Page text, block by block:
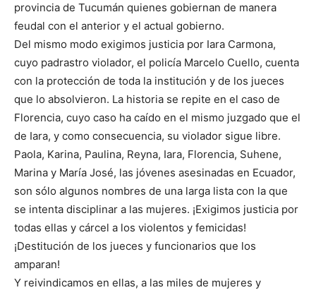
provincia de Tucumán quienes gobiernan de manera
feudal con el anterior y el actual gobierno.
Del mismo modo exigimos justicia por Iara Carmona,
cuyo padrastro violador, el policía Marcelo Cuello, cuenta
con la protección de toda la institución y de los jueces
que lo absolvieron. La historia se repite en el caso de
Florencia, cuyo caso ha caído en el mismo juzgado que el
de Iara, y como consecuencia, su violador sigue libre.
Paola, Karina, Paulina, Reyna, Iara, Florencia, Suhene,
Marina y María José, las jóvenes asesinadas en Ecuador,
son sólo algunos nombres de una larga lista con la que
se intenta disciplinar a las mujeres. ¡Exigimos justicia por
todas ellas y cárcel a los violentos y femicidas!
¡Destitución de los jueces y funcionarios que los
amparan!
Y reivindicamos en ellas, a las miles de mujeres y